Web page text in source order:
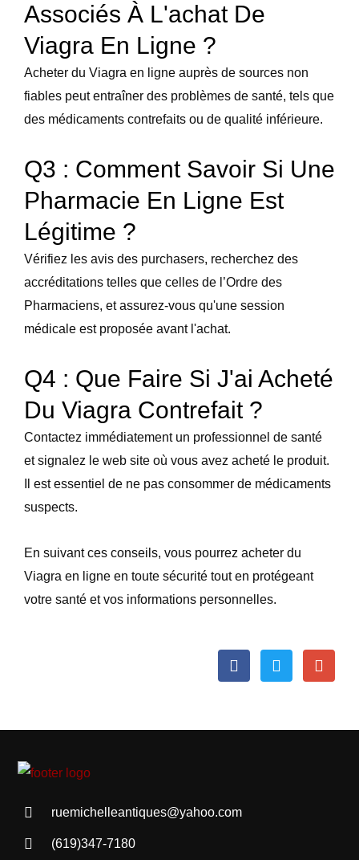
Associés À L'achat De
Viagra En Ligne ?
Acheter du Viagra en ligne auprès de sources non
fiables peut entraîner des problèmes de santé, tels que
des médicaments contrefaits ou de qualité inférieure.
Q3 : Comment Savoir Si Une
Pharmacie En Ligne Est
Légitime ?
Vérifiez les avis des purchasers, recherchez des
accréditations telles que celles de l’Ordre des
Pharmaciens, et assurez-vous qu'une session
médicale est proposée avant l'achat.
Q4 : Que Faire Si J'ai Acheté
Du Viagra Contrefait ?
Contactez immédiatement un professionnel de santé
et signalez le web site où vous avez acheté le produit.
Il est essentiel de ne pas consommer de médicaments
suspects.
En suivant ces conseils, vous pourrez acheter du
Viagra en ligne en toute sécurité tout en protégeant
votre santé et vos informations personnelles.
ruemichelleantiques@yahoo.com
(619)347-7180